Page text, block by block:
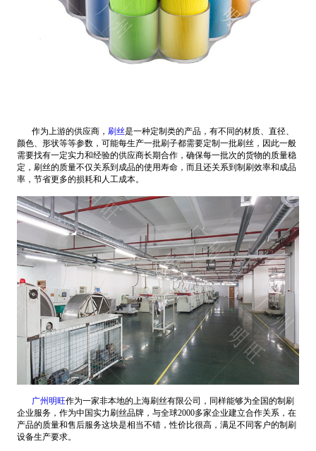
作为上游的供应商， 刷丝是一种定制类的产品，有不同的材质、直径、
颜色、形状等等参数，可能每生产一批刷子都需要定制一批刷丝，因此一般
需要找有一定实力和经验的供应商长期合作，确保每一批次的货物的质量稳
定，刷丝的质量不仅关系到成品的使用寿命，而且还关系到制刷效率和成品
率，节省更多的损耗和人工成本。
广州明旺作为一家非本地的上海刷丝有限公司，同样能够为全国的制刷
企业服务，作为中国实力刷丝品牌，与全球2000多家企业建立合作关系，在
产品的质量和售后服务这块是相当不错，性价比很高，满足不同客户的制刷
设备生产要求。